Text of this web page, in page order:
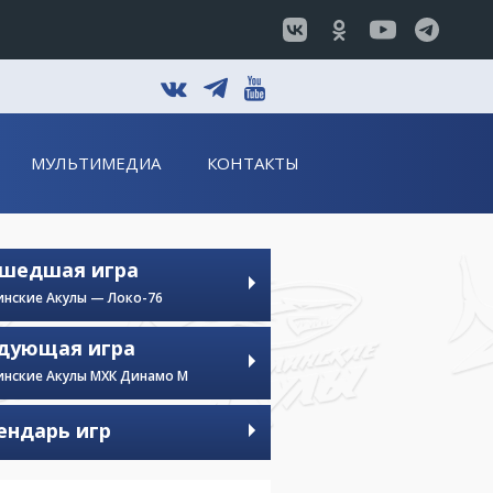
v y
МУЛЬТИМЕДИА КОНТАКТЫ
игра
Акулы — Локо-76
игра
Акулы МХК Динамо М
игр